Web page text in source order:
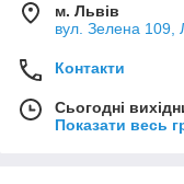
м. Львів
вул. Зелена 109,
Контакти
Сьогодні
Показати весь